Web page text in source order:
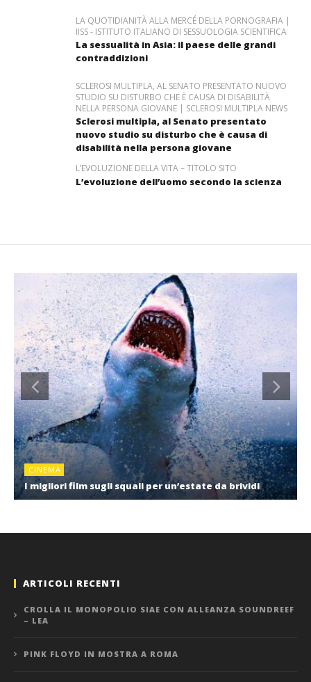
LA QUOTIDIANITÀ ALLA MERCÉ DELLA PORNOGRAFIA |
IISS - ISTITUTO ITALIANO DI SESSUOLOGIA SCIENTIFICA
La sessualità in Asia: il paese delle grandi
contraddizioni
SCLEROSI MULTIPLA, AL SENATO PRESENTATO NUOVO
STUDIO SU DISTURBO CHE È CAUSA DI DISABILITÀ
NELLA PERSONA GIOVANE | SCLEROSI MULTIPLA NEWS
Sclerosi multipla, al Senato presentato
nuovo studio su disturbo che è causa di
disabilità nella persona giovane
L’EVOLUZIONE DELLA VITA – TITOLO SITO
L’evoluzione dell’uomo secondo la scienza
CINEMA
I migliori film sugli squali per un’estate da brividi
ARTICOLI RECENTI
CROLLA IL MONOPOLIO SIAE CON ALLEANZA SOUNDREEF
– LEA
PINK FLOYD IN MOSTRA A ROMA